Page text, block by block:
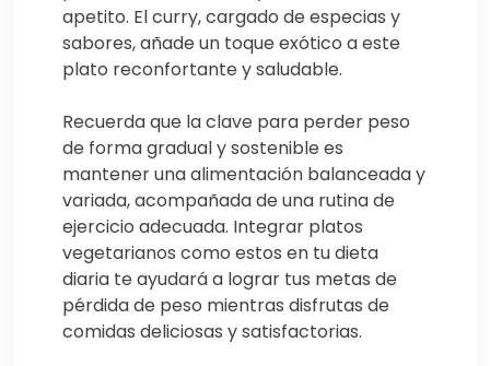
apetito. El curry, cargado de especias y
sabores, añade un toque exótico a este
plato reconfortante y saludable.
Recuerda que la clave para perder peso
de forma gradual y sostenible es
mantener una alimentación balanceada y
variada, acompañada de una rutina de
ejercicio adecuada. Integrar platos
vegetarianos como estos en tu dieta
diaria te ayudará a lograr tus metas de
pérdida de peso mientras disfrutas de
comidas deliciosas y satisfactorias.